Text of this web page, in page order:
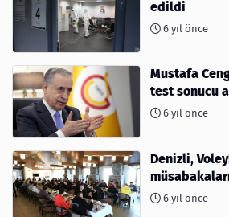
edildi
6 yıl önce
Mustafa
test sonucu
6 yıl önce
Denizli,
yapıyor
6 yıl önce